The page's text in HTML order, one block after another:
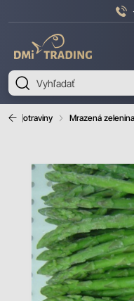
Trading
a potraviny Mrazená zelenina